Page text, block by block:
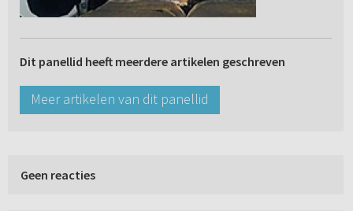
Dit panellid heeft meerdere artikelen geschreven
Meer artikelen van dit panellid
Geen reacties